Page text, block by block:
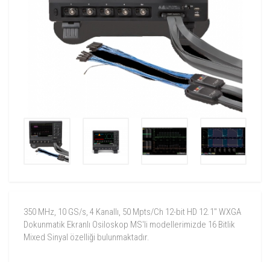
350 MHz, 10 GS/s, 4 Kanallı, 50 Mpts/Ch 12-bit HD 12.1" WXGA
Dokunmatik Ekranlı Osiloskop MS'li modellerimizde 16 Bitlik
Mixed Sinyal özelliği bulunmaktadır.